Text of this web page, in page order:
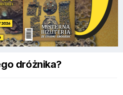
dróżnika?